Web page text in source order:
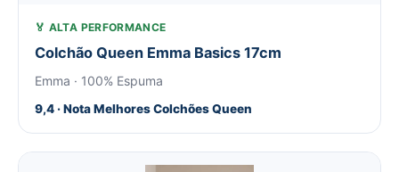
🏅 ALTA PERFORMANCE
Colchão Queen Emma Basics 17cm
Emma · 100% Espuma
9,4 · Nota Melhores Colchões Queen